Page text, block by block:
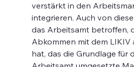
verstärkt in den
integrieren. Auch von
das Arbeitsamt betroffen,
Abkommen mit dem LIKIV
hat, das die Grundlage für